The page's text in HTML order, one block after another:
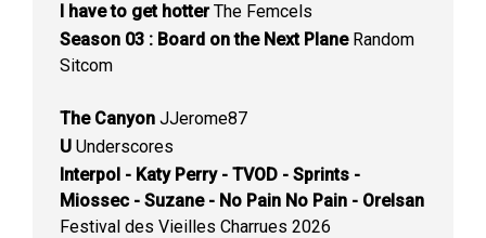
I have to get hotterThe Femcels
Season 03 : Board on the Next PlaneRandom
Sitcom
The Canyon JJerome87
U Underscores
Interpol - Katy Perry - TVOD - Sprints -
Miossec - Suzane - No Pain No Pain - Orelsan
Festival des Vieilles Charrues 2026